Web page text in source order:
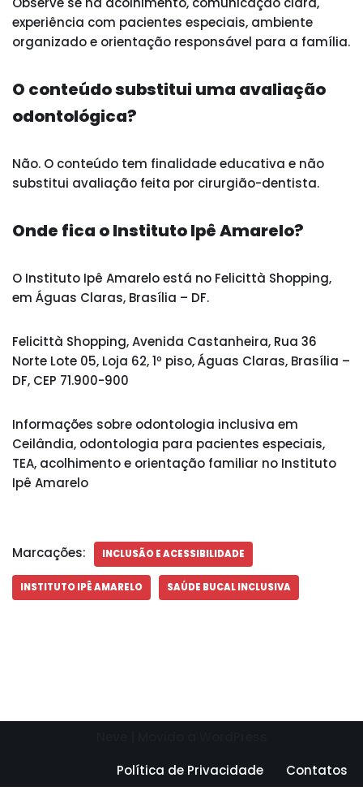
experiência com pacientes especiais, ambiente
organizado e orientação responsável para a família.
O conteúdo substitui uma avaliação
odontológica?
Não. O conteúdo tem finalidade educativa e não
substitui avaliação feita por cirurgião-dentista.
Onde fica o Instituto Ipê Amarelo?
O Instituto Ipê Amarelo está no Felicittà Shopping,
em Águas Claras, Brasília – DF.
Felicittà Shopping, Avenida Castanheira, Rua 36
Norte Lote 05, Loja 62, 1º piso, Águas Claras, Brasília –
DF, CEP 71.900-900
Informações sobre odontologia inclusiva em
Ceilândia, odontologia para pacientes especiais,
TEA, acolhimento e orientação familiar no Instituto
Ipê Amarelo
Marcações: INCLUSÃO E ACESSIBILIDADE
INSTITUTO IPÊ AMARELO SAÚDE BUCAL INCLUSIVA
Política de Privacidade
Contatos